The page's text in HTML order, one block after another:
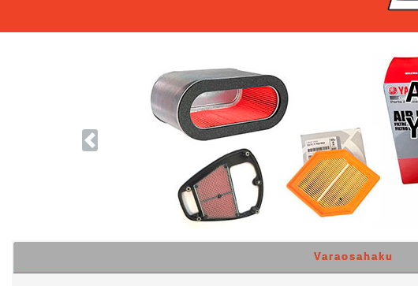
Previous
Varaosahaku